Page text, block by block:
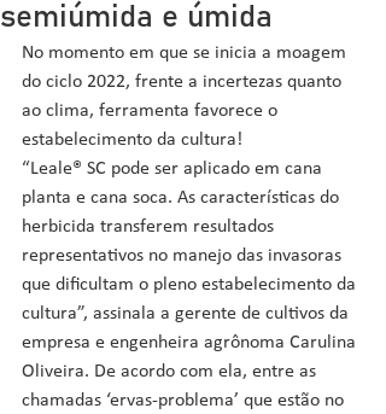
semiúmida e úmida
No momento em que se inicia a moagem
do ciclo 2022, frente a incertezas quanto
ao clima, ferramenta favorece o
estabelecimento da cultura!
“Leale® SC pode ser aplicado em cana
planta e cana soca. As características do
herbicida transferem resultados
representativos no manejo das invasoras
que dificultam o pleno estabelecimento da
cultura”, assinala a gerente de cultivos da
empresa e engenheira agrônoma Carulina
Oliveira. De acordo com ela, entre as
chamadas ‘ervas-problema’ que estão no